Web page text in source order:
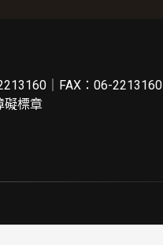
｜FAX：06-2213160
礙標章